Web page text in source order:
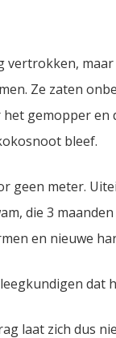
vertrokken,
Ze zaten
het gemopper
bleef.
geen meter.
die 3
en nieuwe
dat
laat zich dus